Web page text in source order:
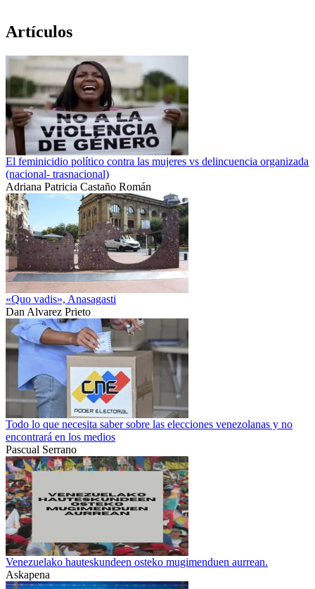
Artículos
El feminicidio político contra las mujeres vs delincuencia organizada
(nacional- trasnacional)
Adriana Patricia Castaño Román
«Quo vadis», Anasagasti
Dan Alvarez Prieto
Todo lo que necesita saber sobre las elecciones venezolanas y no
encontrará en los medios
Pascual Serrano
Venezuelako hauteskundeen osteko mugimenduen aurrean.
Askapena